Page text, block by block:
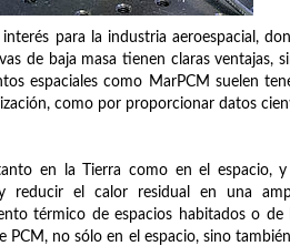
para la industria aeroespacial,
de baja masa tienen claras ventajas,
espaciales como MarPCM suelen
como por proporcionar datos
en la Tierra como en el espacio,
el calor residual en una
térmico de espacios habitados o de
no sólo en el espacio, sino